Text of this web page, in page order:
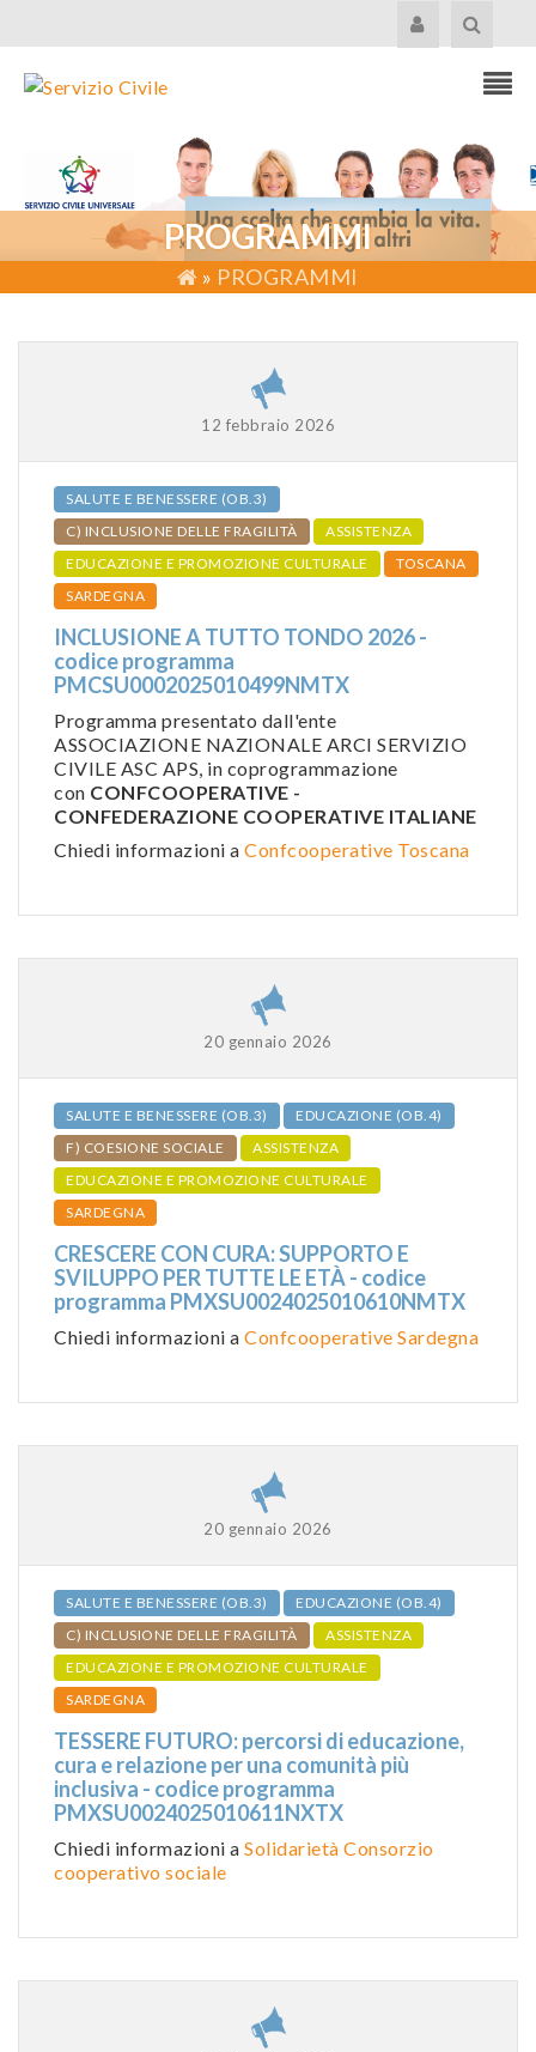
PROGRAMMI
» PROGRAMMI
12 febbraio 2026
SALUTE E BENESSERE (OB.3)
C) INCLUSIONE DELLE FRAGILITÀ
ASSISTENZA
EDUCAZIONE E PROMOZIONE CULTURALE
TOSCANA
SARDEGNA
INCLUSIONE A TUTTO TONDO 2026 -
codice programma
PMCSU0002025010499NMTX
Programma presentato dall'ente
ASSOCIAZIONE NAZIONALE ARCI SERVIZIO
CIVILE ASC APS, in coprogrammazione
con CONFCOOPERATIVE -
CONFEDERAZIONE COOPERATIVE ITALIANE
Chiedi informazioni a Confcooperative Toscana
20 gennaio 2026
SALUTE E BENESSERE (OB.3)
EDUCAZIONE (OB.4)
F) COESIONE SOCIALE
ASSISTENZA
EDUCAZIONE E PROMOZIONE CULTURALE
SARDEGNA
CRESCERE CON CURA: SUPPORTO E
SVILUPPO PER TUTTE LE ETÀ - codice
programma PMXSU0024025010610NMTX
Chiedi informazioni a Confcooperative Sardegna
20 gennaio 2026
SALUTE E BENESSERE (OB.3)
EDUCAZIONE (OB.4)
C) INCLUSIONE DELLE FRAGILITÀ
ASSISTENZA
EDUCAZIONE E PROMOZIONE CULTURALE
SARDEGNA
TESSERE FUTURO: percorsi di educazione,
cura e relazione per una comunità più
inclusiva - codice programma
PMXSU0024025010611NXTX
Chiedi informazioni a Solidarietà Consorzio
cooperativo sociale